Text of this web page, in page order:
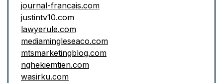
journal-francais.com
justintv10.com
lawyerule.com
mediamingleseaco.com
mtsmarketingblog.com
nghekiemtien.com
wasirku.com